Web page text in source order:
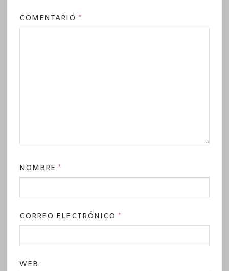
COMENTARIO *
NOMBRE*
CORREO ELECTRÓNICO*
WEB